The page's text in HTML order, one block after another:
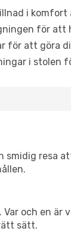
i
för att
för att göra
i stolen
resa
och en
sätt.